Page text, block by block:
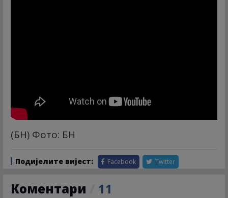
(БН) Фото: БН
Подијелите вијест: Facebook Twitter
Коментари 11